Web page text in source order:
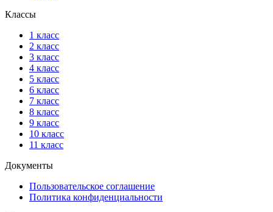
Классы
1 класс
2 класс
3 класс
4 класс
5 класс
6 класс
7 класс
8 класс
9 класс
10 класс
11 класс
Документы
Пользовательское соглашение
Политика конфиденциальности